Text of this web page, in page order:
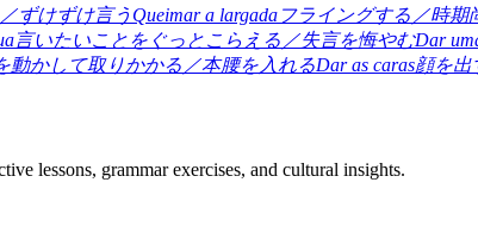
ずけずけ言う Queimar a largada フライングする／時期
言いたいことをぐっとこらえる／失言を悔やむDar
動かして取りかかる／本腰を入れるDar as caras顔を出
lessons, grammar exercises, and cultural insights.